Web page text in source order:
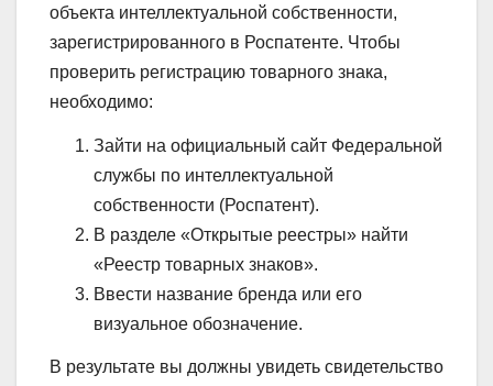
объекта интеллектуальной собственности,
зарегистрированного в Роспатенте. Чтобы
проверить регистрацию товарного знака,
необходимо:
Зайти на официальный сайт Федеральной
службы по интеллектуальной
собственности (Роспатент).
В разделе «Открытые реестры» найти
«Реестр товарных знаков».
Ввести название бренда или его
визуальное обозначение.
В результате вы должны увидеть свидетельство